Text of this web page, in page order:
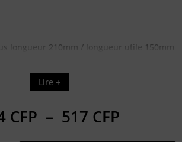
longueur 210mm / longueur utile 150mm
Lire +
CFP – 517 CFPPlage